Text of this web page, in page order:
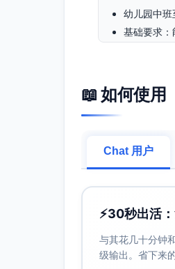
幼儿园中班
基础要求
总时长：30
安全
乐器
团队
团队
冷静
所需材料
手鼓9个（
📖 如何使用
Chat 用户
⚡30秒出活
与其花几十分钟
级输出。省下来